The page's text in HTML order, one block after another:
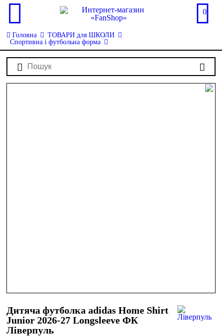
0
Головна
ТОВАРИ для ШКОЛИ
Спортивна і футбольна форма
Дитяча футболка adidas Home Shirt
Junior 2026-27 Longsleeve ФК
Ліверпуль